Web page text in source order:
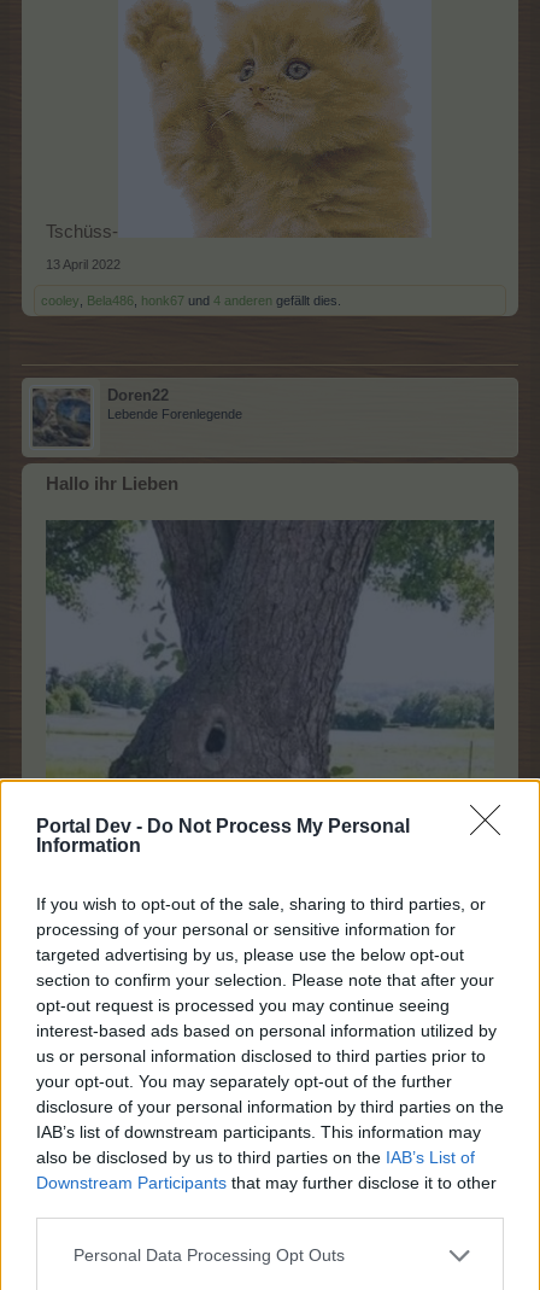
Portal Dev - Do Not Process My Personal
Information
If you wish to opt-out of the sale, sharing to third parties, or
processing of your personal or sensitive information for
targeted advertising by us, please use the below opt-out
section to confirm your selection. Please note that after your
opt-out request is processed you may continue seeing
interest-based ads based on personal information utilized by
us or personal information disclosed to third parties prior to
your opt-out. You may separately opt-out of the further
disclosure of your personal information by third parties on the
IAB’s list of downstream participants. This information may
also be disclosed by us to third parties on the IAB’s List of
Downstream Participants that may further disclose it to other
Personal Data Processing Opt Outs
Tschüss-
13 April 2022
cooley Bela486 honk67 und 4 anderen gefällt dies.
Doren22
Lebende Forenlegende
Hallo ihr Lieben